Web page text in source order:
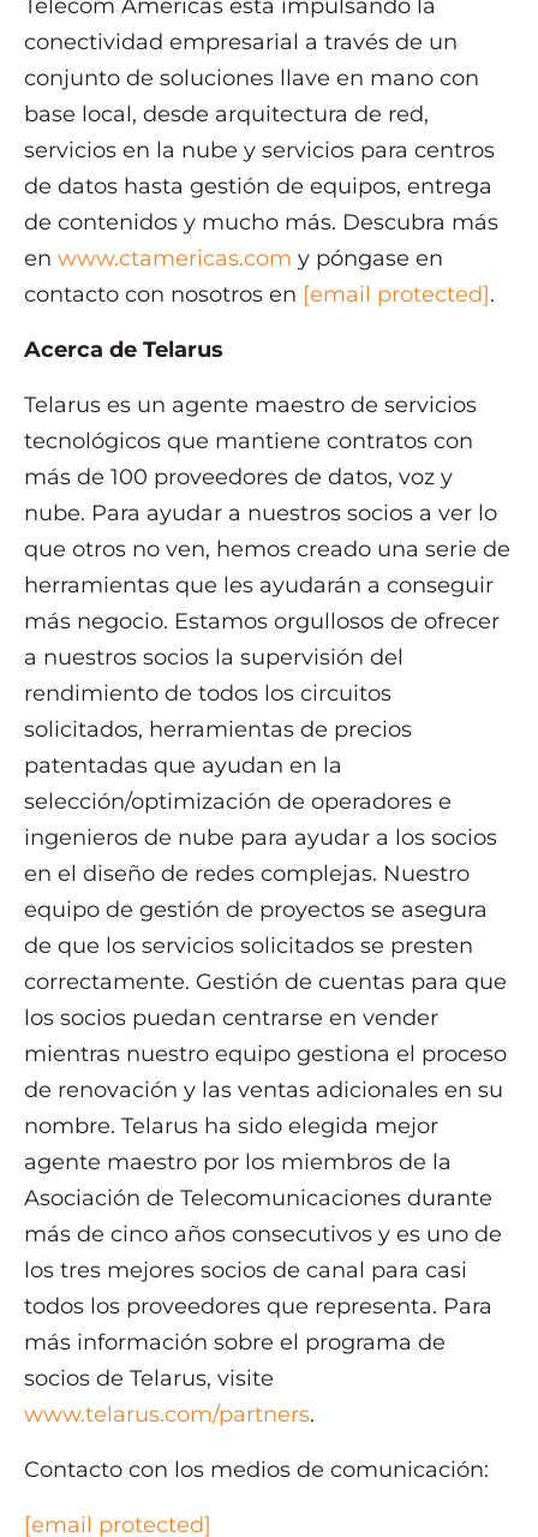
Telecom Americas está impulsando la
conectividad empresarial a través de un
conjunto de soluciones llave en mano con
base local, desde arquitectura de red,
servicios en la nube y servicios para centros
de datos hasta gestión de equipos, entrega
de contenidos y mucho más. Descubra más
en www.ctamericas.com y póngase en
contacto con nosotros en [email protected].
Acerca de Telarus
Telarus es un agente maestro de servicios
tecnológicos que mantiene contratos con
más de 100 proveedores de datos, voz y
nube. Para ayudar a nuestros socios a ver lo
que otros no ven, hemos creado una serie de
herramientas que les ayudarán a conseguir
más negocio. Estamos orgullosos de ofrecer
a nuestros socios la supervisión del
rendimiento de todos los circuitos
solicitados, herramientas de precios
patentadas que ayudan en la
selección/optimización de operadores e
ingenieros de nube para ayudar a los socios
en el diseño de redes complejas. Nuestro
equipo de gestión de proyectos se asegura
de que los servicios solicitados se presten
correctamente. Gestión de cuentas para que
los socios puedan centrarse en vender
mientras nuestro equipo gestiona el proceso
de renovación y las ventas adicionales en su
nombre. Telarus ha sido elegida mejor
agente maestro por los miembros de la
Asociación de Telecomunicaciones durante
más de cinco años consecutivos y es uno de
los tres mejores socios de canal para casi
todos los proveedores que representa. Para
más información sobre el programa de
socios de Telarus, visite
www.telarus.com/partners.
Contacto con los medios de comunicación:
[email protected]